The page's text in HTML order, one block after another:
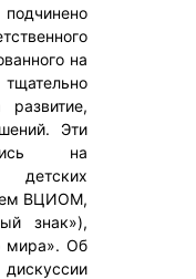
на
Эти
на
детских
ВЦИОМ,
знак»),
мира». Об